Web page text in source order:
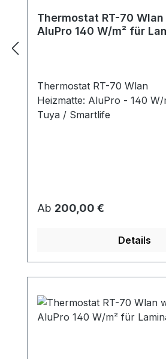
Thermostat RT-70
AluPro 140 W/m² für
Thermostat RT-70 Wlan
Heizmatte: AluPro - 140 W/
Tuya / Smartlife
Regulärer Preis:
Ab 200,00 €
Details